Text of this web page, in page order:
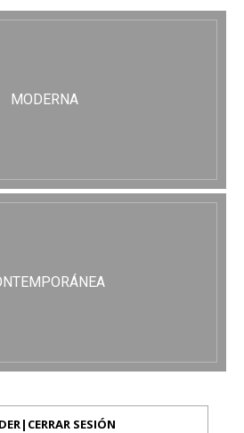
MODERNA
SESIÓN